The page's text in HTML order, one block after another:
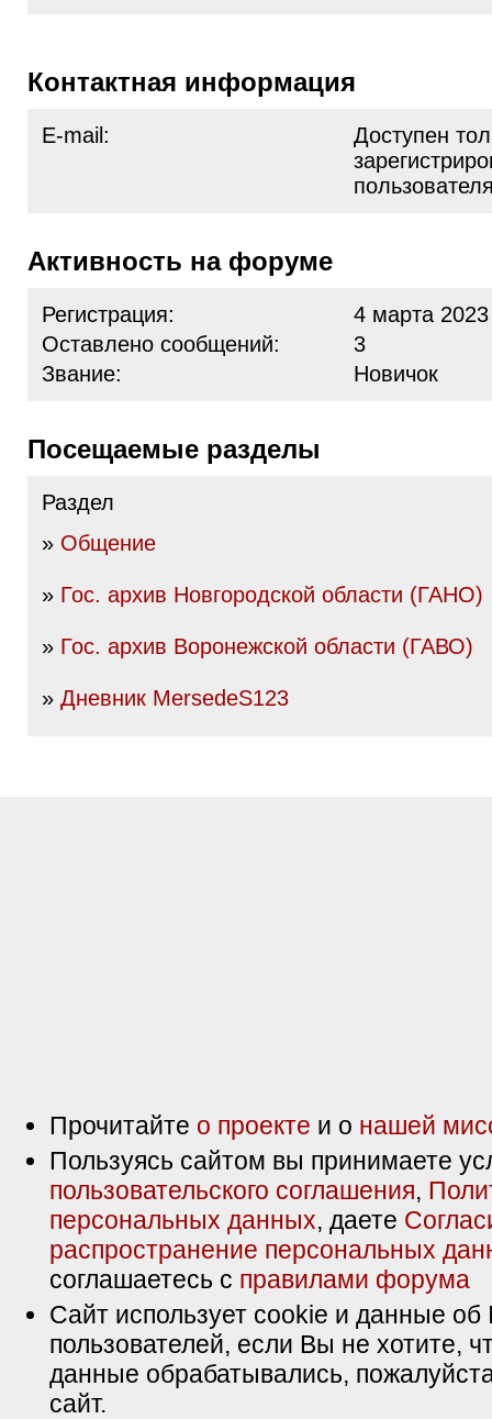
Контактная информация
E-mail:
Доступен
Активность на форуме
Регистрация:
4 марта
Оставлено сообщений:
3
Звание:
Новичок
Посещаемые разделы
Раздел
» Общение
» Гос. архив Новгородской области (ГАНО)
» Гос. архив Воронежской области (ГАВО)
» Дневник MersedeS123
Прочитайте о проекте и о нашей
Пользуясь сайтом вы принимаете
пользовательского соглашения,
персональных данных, даете
распространение персональных
соглашаетесь с правилами форума
Сайт использует cookie и данные об
пользователей, если Вы не хотите,
данные обрабатывались,
сайт.